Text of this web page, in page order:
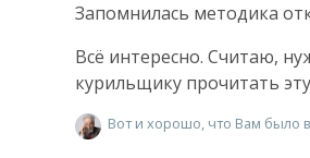
Запомнилась методика
Всё интересно. Считаю,
курильщику прочитать
Вот и хорошо, что Вам было